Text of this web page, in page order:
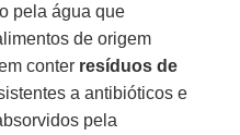
pela água que
de origem
conter resíduos de
a antibióticos e
pela